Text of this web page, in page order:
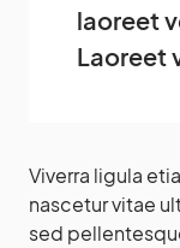
laoreet
Laoreet
Viverra ligula
nascetur vitae
sed